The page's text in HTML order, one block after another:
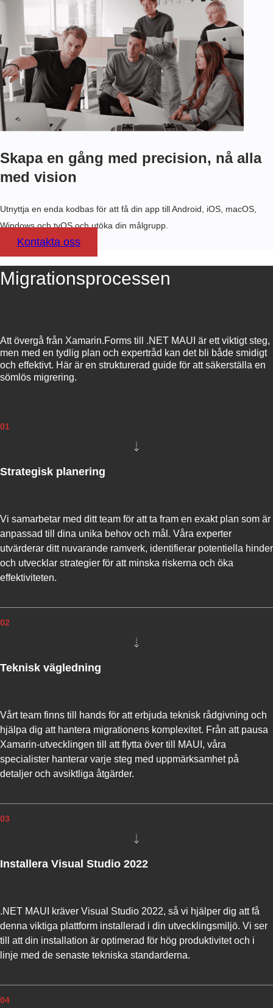
Skapa en gång med precision, nå alla
med vision
Utnyttja en enda kodbas för att få din app till Android, iOS, macOS,
Windows och tvOS och utöka din målgrupp.
Kontakta oss
Migrationsprocessen
Att övergå från Xamarin.Forms till .NET MAUI är ett viktigt steg,
men med en tydlig plan och expertråd kan det bli både smidigt
och effektivt. Här är en strukturerad guide för att säkerställa en
sömlös migrering.
01
Strategisk planering
Vi samarbetar med ditt team för att ta fram en exakt plan som är
anpassad till dina unika behov och mål. Våra experter
utvärderar ditt nuvarande ramverk, identifierar potentiella hinder
och utvecklar strategier för att minska riskerna och öka
effektiviteten.
02
Teknisk vägledning
Vårt team finns till hands för att erbjuda teknisk rådgivning och
hjälpa dig att hantera migrationens komplexitet. Från att pausa
Xamarin-utvecklingen till att flytta över till MAUI, våra
specialister hanterar varje steg med uppmärksamhet på
detaljer och avsiktliga åtgärder.
03
Installera Visual Studio 2022
.NET MAUI kräver Visual Studio 2022, så vi hjälper dig att få
denna viktiga plattform installerad i din utvecklingsmiljö. Vi ser
till att din installation är optimerad för hög produktivitet och i
linje med de senaste tekniska standarderna.
04